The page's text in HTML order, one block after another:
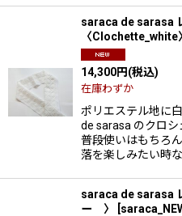
saraca de sarasa
〈Clochette_white〉
14,300円(税込)
在庫わずか
ポリエステル地に
de sarasa のクロシ
普段使いはもちろ
落を楽しみたい時
saraca de sarasa
ー 〉
[